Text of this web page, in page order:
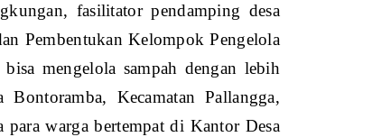
fasilitator pendamping desa
Pembentukan Kelompok Pengelola
mengelola sampah dengan lebih
Kecamatan Pallangga,
warga bertempat di Kantor Desa